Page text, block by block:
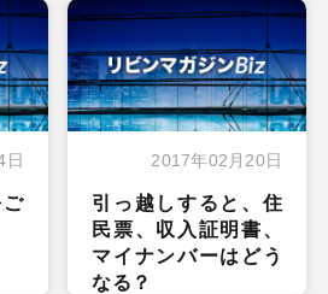
日 2017年02月20日
引っ越しすると、住
民票、収入証明書、
マイナンバーはどう
なる？